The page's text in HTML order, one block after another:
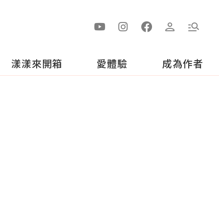
漾漾來開箱 愛體驗 成為作者